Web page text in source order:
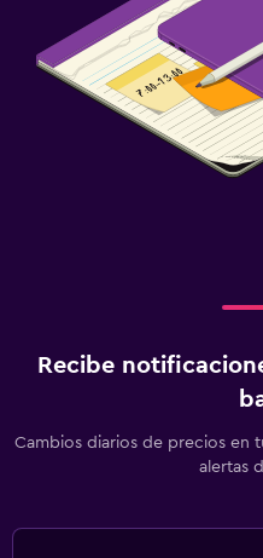
Recibe
Cambios diarios de precios en
alertas